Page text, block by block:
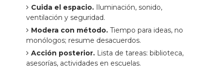
Cuida el espacio.Iluminación, sonido,
ventilación y seguridad.
Modera con método.Tiempo para ideas, no
monólogos; resume desacuerdos.
Acción posterior.Lista de tareas: biblioteca,
asesorías, actividades en escuelas.